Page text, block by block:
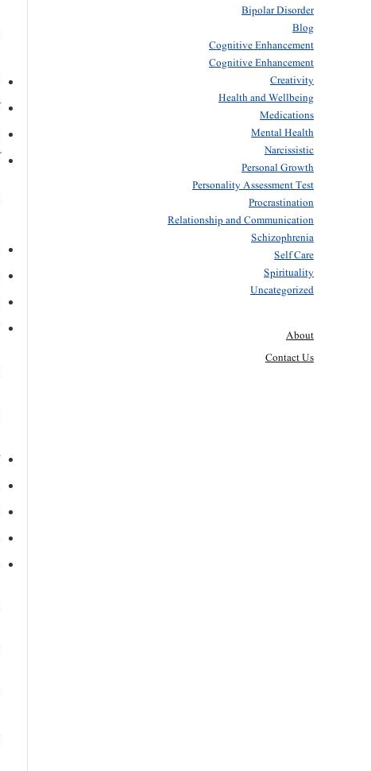
Bipolar Disorder
Blog
Cognitive Enhancement
Cognitive Enhancement
Creativity
Health and Wellbeing
Medications
Mental Health
Narcissistic
Personal Growth
Personality Assessment Test
Procrastination
Relationship and Communication
Schizophrenia
Self Care
Spirituality
Uncategorized
About
Contact Us